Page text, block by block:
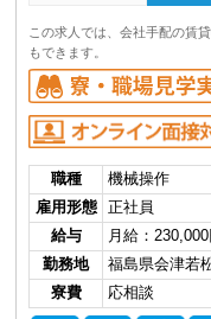
この求人では、会社手配の賃
もできます。
職種
機械操作
雇用形態
正社員
給与
月給：
勤務地
福島県会津若
寮費
応相談